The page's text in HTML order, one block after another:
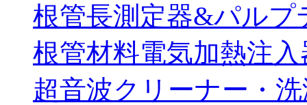
根管長測定器&パルプ
根管材料電気加熱注入
超音波クリーナー・